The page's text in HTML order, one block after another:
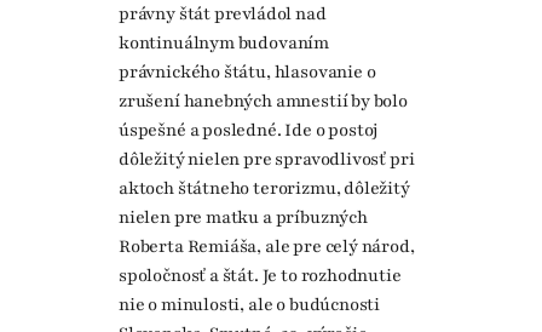
právny štát prevládol nad
kontinuálnym budovaním
právnického štátu, hlasovanie o
zrušení hanebných amnestií by bolo
úspešné a posledné. Ide o postoj
dôležitý nielen pre spravodlivosť pri
aktoch štátneho terorizmu, dôležitý
nielen pre matku a príbuzných
Roberta Remiáša, ale pre celý národ,
spoločnosť a štát. Je to rozhodnutie
nie o minulosti, ale o budúcnosti